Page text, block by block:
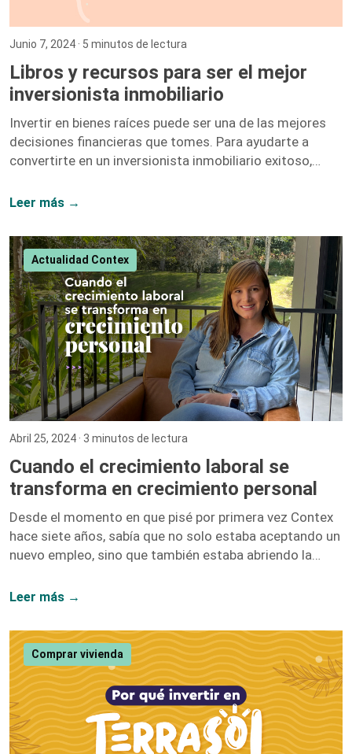
Junio 7, 2024 · 5 minutos de lectura
Libros y recursos para ser el mejor
inversionista inmobiliario
Invertir en bienes raíces puede ser una de las mejores
decisiones financieras que tomes. Para ayudarte a
convertirte en un inversionista inmobiliario exitoso,
proporcionarán las herramientas y el conocimiento
recomendaciones más destacadas. 1. El Inversionista
Millonario de Bienes Raíces – Gary Keller Gary Keller,
fundador de Keller Williams Realty, recopila los
testimonios de más de 100 inversionistas millonarios
para ofrecer una guía completa sobre […]
Leer más →
Actualidad Contex
Abril 25, 2024 · 3 minutos de lectura
Cuando el crecimiento laboral se
transforma en crecimiento personal
Desde el momento en que pisé por primera vez Contex
hace siete años, sabía que no solo estaba aceptando un
nuevo empleo, sino que también estaba abriendo la
me equivoqué. Hoy, siete años después, puedo afirmar
van de la mano, y mi paso por esta compañía lo
demuestra. Iniciar como una entusiasta del marketing
digital y ascender hasta convertirme en la Directora […]
Leer más →
Comprar vivienda